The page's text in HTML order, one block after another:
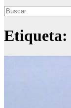
Etiqueta: